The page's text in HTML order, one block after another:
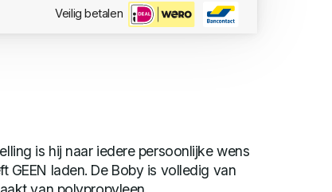
Veilig betalen
is hij naar iedere persoonlijke wens
GEEN laden. De Boby is volledig van